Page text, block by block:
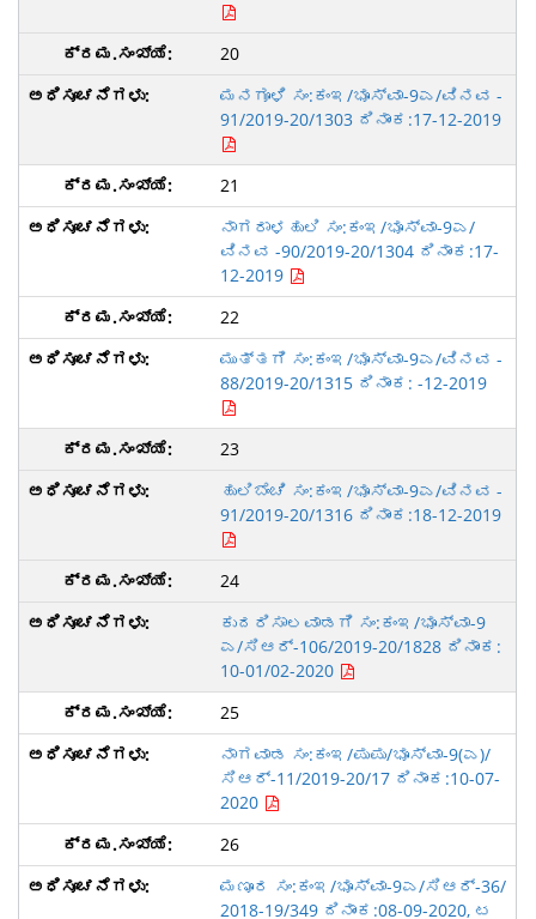
20
ಮನಗೂಳಿ ಸಂ:ಕಂಇ/ಭೂಸ್ವಾ-9ಎ/ವಿನವ -
91/2019-20/1303 ದಿನಾಂಕ:17-12-2019
21
ನಾಗರಾಳಹುಲಿ ಸಂ:ಕಂಇ/ಭೂಸ್ವಾ-9ಎ/
ವಿನವ -90/2019-20/1304 ದಿನಾಂಕ:17-
12-2019
22
ಮುತ್ತಗಿ ಸಂ:ಕಂಇ/ಭೂಸ್ವಾ-9ಎ/ವಿನವ -
88/2019-20/1315 ದಿನಾಂಕ: -12-2019
23
ಹುಲಿಬೆಂಚಿ ಸಂ:ಕಂಇ/ಭೂಸ್ವಾ-9ಎ/ವಿನವ -
91/2019-20/1316 ದಿನಾಂಕ:18-12-2019
24
ಕುದರಿಸಾಲವಾಡಗಿ ಸಂ:ಕಂಇ/ಭೂಸ್ವಾ-9
ಎ/ಸಿಆರ್-106/2019-20/1828 ದಿನಾಂಕ:
10-01/02-2020
25
ನಾಗವಾಡ ಸಂ:ಕಂಇ/ಪುಪು/ಭೂಸ್ವಾ-9(ಎ)/
ಸಿಆರ್-11/2019-20/17 ದಿನಾಂಕ:10-07-
2020
26
ಮಣೂರ ಸಂ:ಕಂಇ/ಭೂಸ್ವಾ-9ಎ/ಸಿಆರ್-36/
2018-19/349 ದಿನಾಂಕ:08-09-2020, ಟ